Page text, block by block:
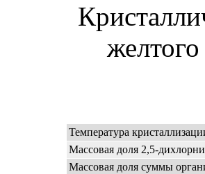
Температура
Массовая доля 2,5-
Массовая доля суммы